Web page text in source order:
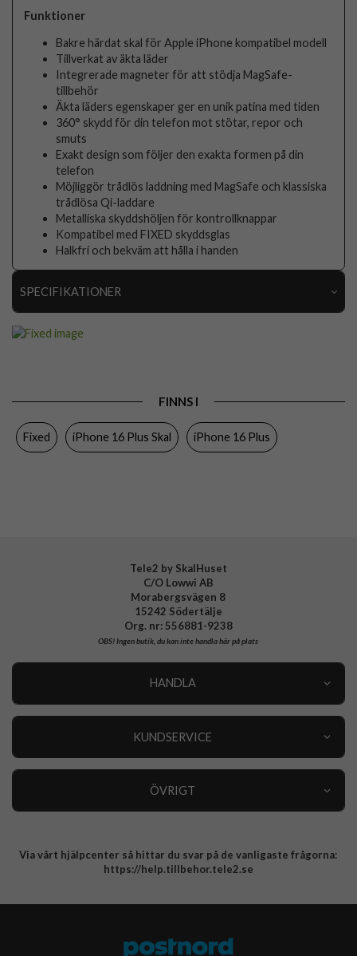
Funktioner
Bakre härdat skal för Apple iPhone kompatibel modell
Tillverkat av äkta läder
Integrerade magneter för att stödja MagSafe-
tillbehör
Äkta läders egenskaper ger en unik patina med tiden
360° skydd för din telefon mot stötar, repor och
smuts
Exakt design som följer den exakta formen på din
telefon
Möjliggör trådlös laddning med MagSafe och klassiska
trådlösa Qi-laddare
Metalliska skyddshöljen för kontrollknappar
Kompatibel med FIXED skyddsglas
Halkfri och bekväm att hålla i handen
SPECIFIKATIONER
Färg
FINNS I
Fixed iPhone 16 Plus Skal iPhone 16 Plus
Tele2 by SkalHuset
C/O Lowwi AB
Morabergsvägen 8
15242 Södertälje
Org. nr: 556881-9238
OBS!Ingen butik, du kan inte handla här på plats
HANDLA
KUNDSERVICE
ÖVRIGT
Integritetspolicy
Via vårt hjälpcenter så hittar du svar på de vanligaste frågorna:
https://help.tillbehor.tele2.se